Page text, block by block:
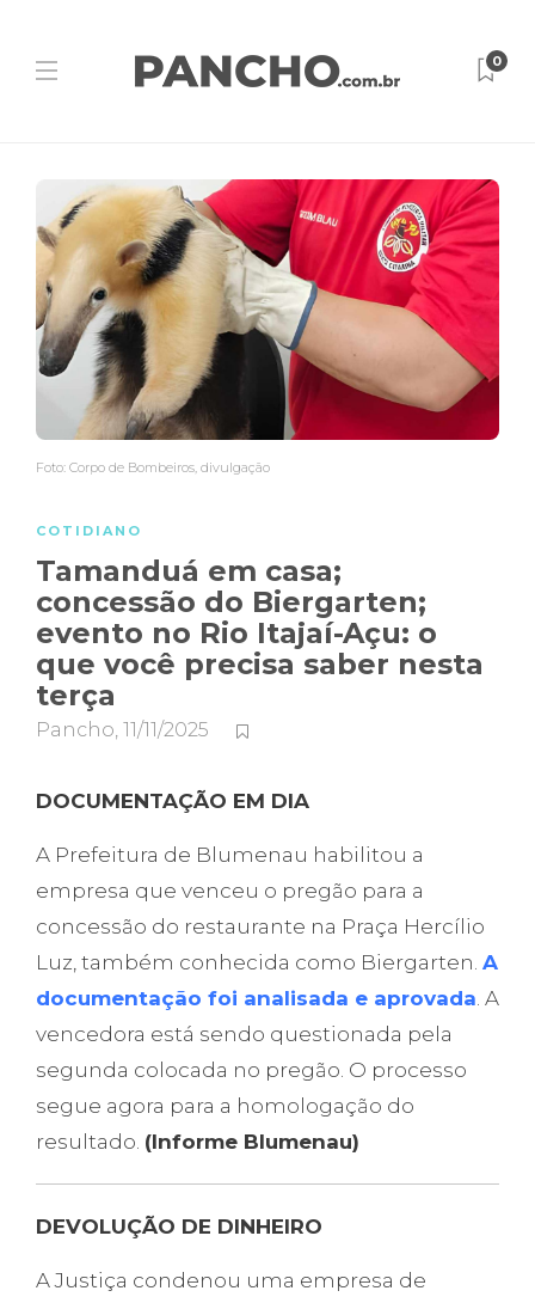
0
Foto: Corpo de Bombeiros, divulgação
COTIDIANO
Tamanduá em casa;
concessão do Biergarten;
evento no Rio Itajaí-Açu: o
que você precisa saber nesta
terça
Pancho, 11/11/2025
DOCUMENTAÇÃO EM DIA
A Prefeitura de Blumenau habilitou a
empresa que venceu o pregão para a
concessão do restaurante na Praça Hercílio
Luz, também conhecida como Biergarten. A
documentação foi analisada e aprovada. A
vencedora está sendo questionada pela
segunda colocada no pregão. O processo
segue agora para a homologação do
resultado. (Informe Blumenau)
DEVOLUÇÃO DE DINHEIRO
A Justiça condenou uma empresa de